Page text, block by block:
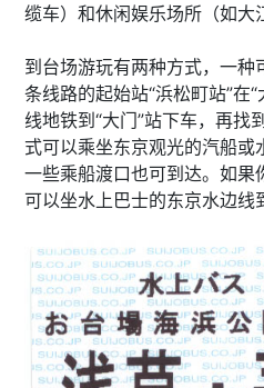
缆车）和休闲娱乐场所（如大
到台场游玩有两种方式，一种
条线路的起始站“浜松町站”在
线地铁到“大门”站下车，再找
式可以乘坐东京观光的汽船或
一些乘船渡口也可到达。如果
可以坐水上巴士的东京水边线